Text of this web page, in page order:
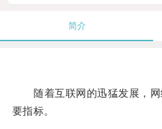
简介
随着互联网的迅猛发展，网
要指标。